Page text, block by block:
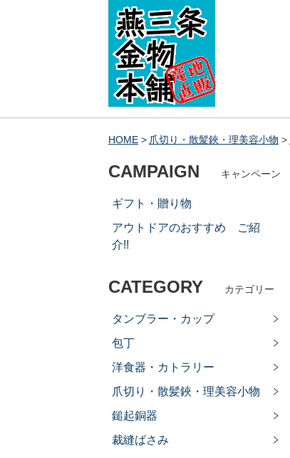
HOME 爪切り・散髪鋏・理美容小物
CAMPAIGN キャンペーン
ギフト・贈り物
アウトドアのおすすめ ご紹
介!!
CATEGORY カテゴリー
タンブラー・カップ
包丁
洋食器・カトラリー
爪切り・散髪鋏・理美容小物
鎚起銅器
裁縫ばさみ